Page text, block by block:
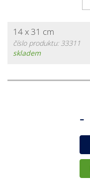
14 x 31 cm
číslo produktu: 33311
skladem
-